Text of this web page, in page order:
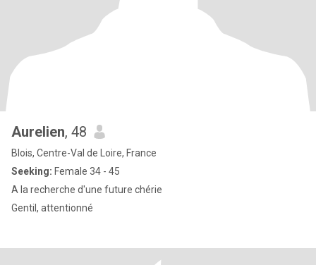
Aurelien, 48
Blois, Centre-Val de Loire, France
Seeking: Female 34 - 45
A la recherche d'une future chérie
Gentil, attentionné